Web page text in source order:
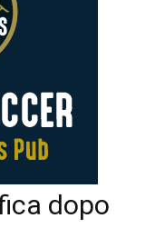
dopo